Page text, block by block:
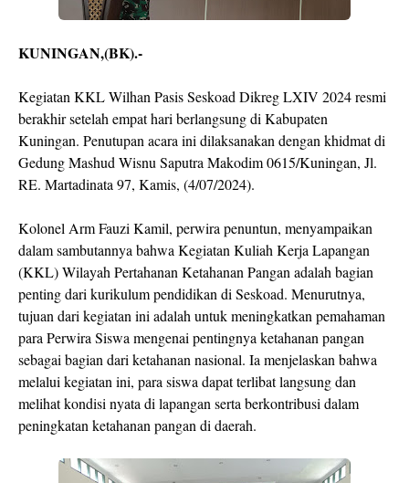
KUNINGAN,(BK).-
Kegiatan KKL Wilhan Pasis Seskoad Dikreg LXIV 2024 resmi
berakhir setelah empat hari berlangsung di Kabupaten
Kuningan. Penutupan acara ini dilaksanakan dengan khidmat di
Gedung Mashud Wisnu Saputra Makodim 0615/Kuningan, Jl.
RE. Martadinata 97, Kamis, (4/07/2024).
Kolonel Arm Fauzi Kamil, perwira penuntun, menyampaikan
dalam sambutannya bahwa Kegiatan Kuliah Kerja Lapangan
(KKL) Wilayah Pertahanan Ketahanan Pangan adalah bagian
penting dari kurikulum pendidikan di Seskoad. Menurutnya,
tujuan dari kegiatan ini adalah untuk meningkatkan pemahaman
para Perwira Siswa mengenai pentingnya ketahanan pangan
sebagai bagian dari ketahanan nasional. Ia menjelaskan bahwa
melalui kegiatan ini, para siswa dapat terlibat langsung dan
melihat kondisi nyata di lapangan serta berkontribusi dalam
peningkatan ketahanan pangan di daerah.